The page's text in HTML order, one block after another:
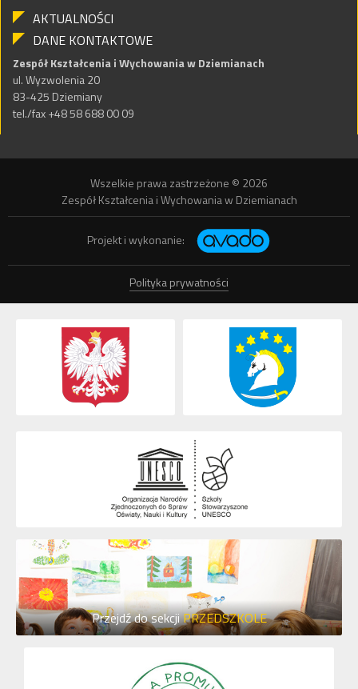
AKTUALNOŚCI
DANE KONTAKTOWE
Zespół Kształcenia i Wychowania w Dziemianach
ul. Wyzwolenia 20
83-425 Dziemiany
tel./fax +48 58 688 00 09
Wszelkie prawa zastrzeżone © 2026
Zespół Kształcenia i Wychowania w Dziemianach
Projekt i wykonanie:
Polityka prywatności
Przejdź do sekcjiPRZEDSZKOLE